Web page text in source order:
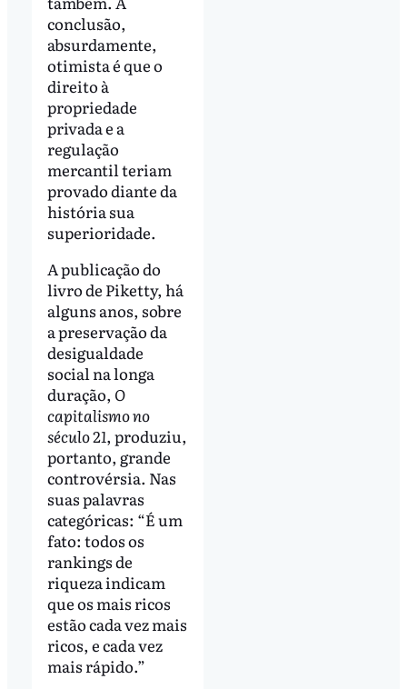
conclusão,
absurdamente,
otimista é que o
direito à
propriedade
privada e a
regulação
mercantil teriam
provado diante da
história sua
superioridade.
A publicação do
livro de Piketty, há
alguns anos, sobre
a preservação da
desigualdade
social na longa
duração, O
capitalismo no
século 21, produziu,
portanto, grande
controvérsia. Nas
suas palavras
categóricas: “É um
fato: todos os
rankings de
riqueza indicam
que os mais ricos
estão cada vez mais
ricos, e cada vez
mais rápido.”